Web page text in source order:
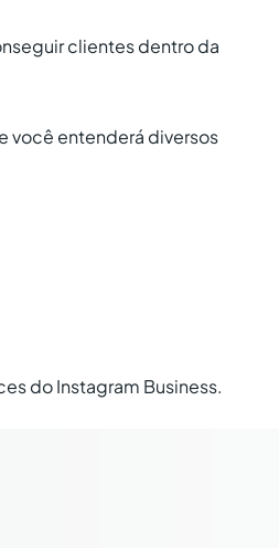
clientes dentro da
você entenderá diversos
do Instagram Business.